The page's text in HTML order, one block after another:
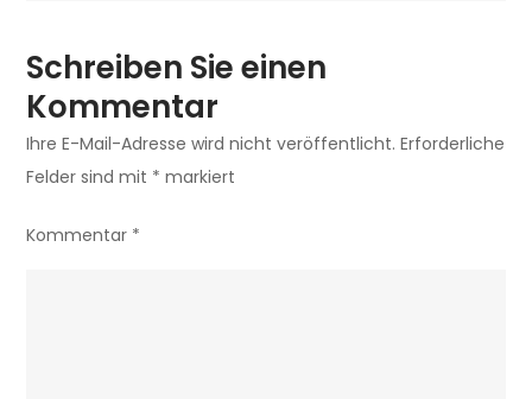
Schreiben Sie einen
Kommentar
Ihre E-Mail-Adresse wird nicht veröffentlicht. Erforderliche
Felder sind mit * markiert
Kommentar *